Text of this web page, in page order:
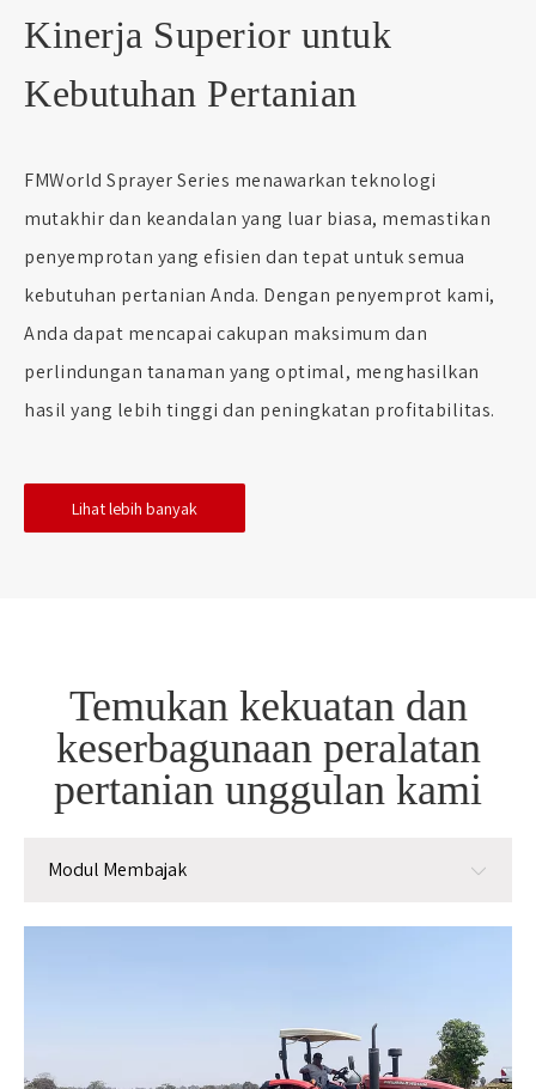
Kinerja Superior untuk
Kebutuhan Pertanian
FMWorld Sprayer Series menawarkan teknologi
mutakhir dan keandalan yang luar biasa, memastikan
penyemprotan yang efisien dan tepat untuk semua
kebutuhan pertanian Anda. Dengan penyemprot kami,
Anda dapat mencapai cakupan maksimum dan
perlindungan tanaman yang optimal, menghasilkan
hasil yang lebih tinggi dan peningkatan profitabilitas.
Lihat lebih banyak
Temukan kekuatan dan
keserbagunaan peralatan
pertanian unggulan kami
Modul Membajak
Modul Membajak